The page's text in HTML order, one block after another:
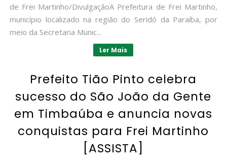
de Frei Martinho/DivulgaçãoA Prefeitura de Frei Martinho,
município localizado na região do Seridó da Paraíba, por
meio da Secretaria Munic...
Ler Mais
Prefeito Tião Pinto celebra
sucesso do São João da Gente
em Timbaúba e anuncia novas
conquistas para Frei Martinho
[ASSISTA]